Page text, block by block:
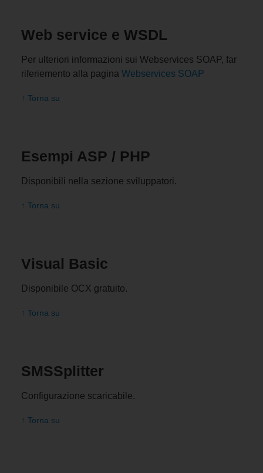
Web service e WSDL
Per ulteriori informazioni sui Webservices SOAP, far
riferiemento alla pagina Webservices SOAP
↑ Torna su
Esempi ASP / PHP
Disponibili nella sezione sviluppatori.
↑ Torna su
Visual Basic
Disponibile OCX gratuito.
↑ Torna su
SMSSplitter
Configurazione scaricabile.
↑ Torna su